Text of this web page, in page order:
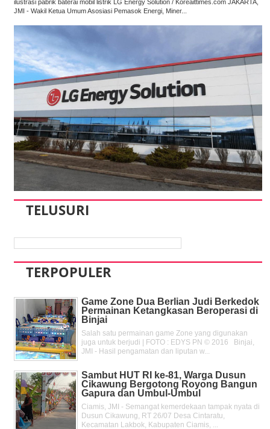
ilustrasi pabrik baterai mobil listrik LG Energy Solution / Koreaittimes.com JAKARTA,
JMI - Wakil Ketua Umum Asosiasi Pemasok Energi, Miner...
TELUSURI
TERPOPULER
Game Zone Dua Berlian Judi Berkedok
Permainan Ketangkasan Beroperasi di
Binjai
Salah satu permainan game Zone yang digunakan
juga untuk berjudi | FOTO : EDYS PN © 2016 Binjai,
JMI - Hasil pengamatan dan liputan w...
Sambut HUT RI ke-81, Warga Dusun
Cikawung Bergotong Royong Bangun
Gapura dan Umbul-Umbul
Ciamis, JMI - Semangat kemerdekaan tampak nyata di
Dusun Cikawung, RT 26/07 Desa Cintaratu,
Kecamatan Lakbok, Kabupaten Ciamis, ...